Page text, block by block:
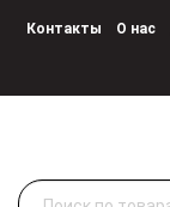
Контакты О нас
Искать: